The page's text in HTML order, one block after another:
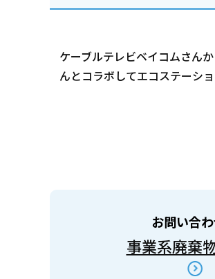
ケーブルテレビベイコムさん
んとコラボしてエコステーシ
お問い合
事業系廃棄